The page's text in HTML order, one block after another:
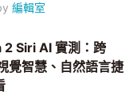
編輯室
Siri AI 實測：跨
覺智慧、自然語言捷